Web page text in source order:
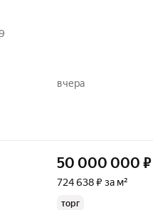
вчера
50 000 000 ₽
724 638 ₽ за м²
торг